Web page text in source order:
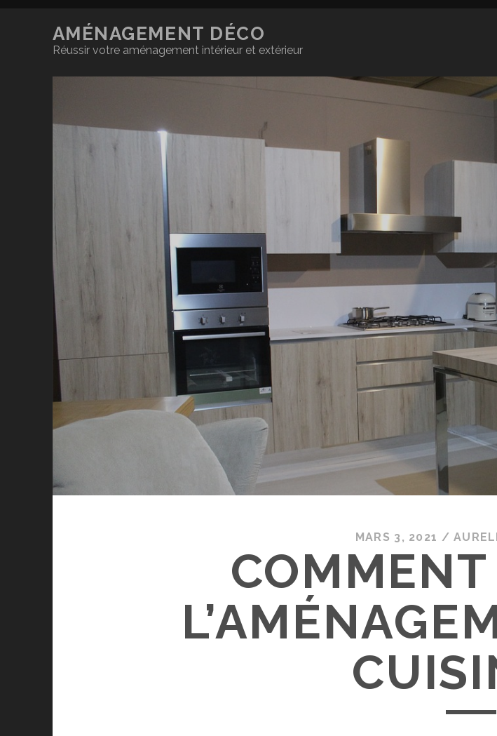
AMÉNAGEMENT DÉCO
Réussir votre aménagement intérieur et extérieur
MARS 3, 2021 /